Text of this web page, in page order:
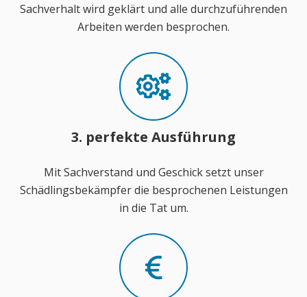
Sachverhalt wird geklärt und alle durchzuführenden
Arbeiten werden besprochen.
3. perfekte Ausführung
Mit Sachverstand und Geschick setzt unser
Schädlingsbekämpfer die besprochenen Leistungen
in die Tat um.